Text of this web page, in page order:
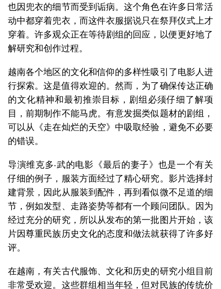
也因兜衣的细节而受到诟病。这个角色在许多日常活
动中都穿着兜衣，而这件衣服据说只在祭拜仪式上才
穿着。许多观众正在等待剧组的回应，以便更好地了
解研究和创作过程。
越南各个地区的文化和信仰的多样性吸引了电影人进
行探索。这是值得欢迎的。然而，为了确保传达正确
的文化精神和最初推崇目标，剧组必须仔细了解项
目，前期制作不能马虎。有意发掘类似题材的剧组，
可以从《走在灿烂的天空》中吸取经验，避免不必要
的错误。
导演维克多‧武的电影《最后的妻子》也是一个有关
仔细的例子，服装方面经过了精心研究。影片选择封
建背景，因此从服装到配件，再到看似微不足道的细
节，例如发型、走路姿势等都有一个顾问团队。因为
经过充分的研究，所以从发布的第一批图片开始，该
片因尊重民族历史文化的态度和做法就获得了许多好
评。
在越南，有关古代服饰、文化和历史的研究小组目前
非常受欢迎。这些群组相当年轻，但对民族的传统价